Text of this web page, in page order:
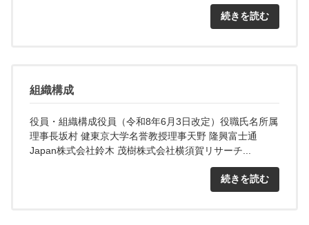
続きを読む
組織構成
役員・組織構成役員（令和8年6月3日改定）役職氏名所属
理事長坂村 健東京大学名誉教授理事天野 隆興富士通
Japan株式会社鈴木 茂樹株式会社横須賀リサーチ...
続きを読む